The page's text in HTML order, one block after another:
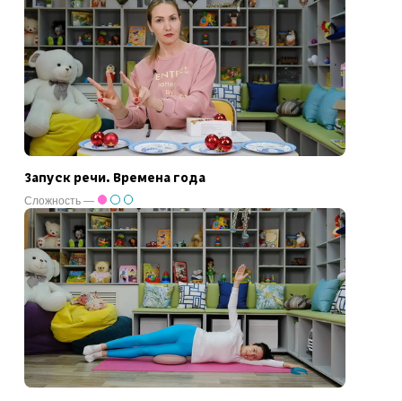
Запуск речи. Времена года
Сложность —